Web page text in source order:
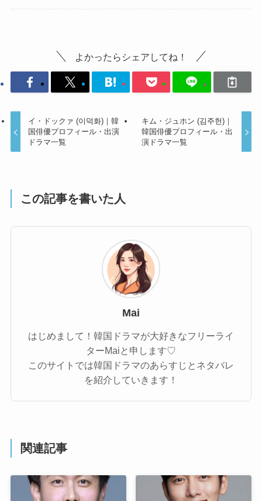
よかったらシェアしてね！
イ・ドックァ (이덕화)｜韓
国俳優プロフィール・出演
ドラマ一覧
キム・ジュホン (김주헌)｜
韓国俳優プロフィール・出
演ドラマ一覧
この記事を書いた人
Mai
はじめまして！韓国ドラマが大好きなフリーライ
ターMaiと申します♡
このサイトでは韓国ドラマのあらすじとネタバレ
を紹介していきます！
関連記事